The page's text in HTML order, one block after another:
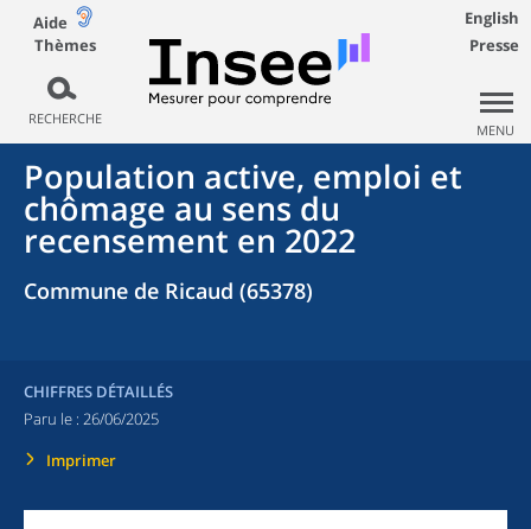
Aide
Thèmes
RECHERCHE
English
Presse
MENU
Population active, emploi et
chômage au sens du
recensement en 2022
Commune de Ricaud (65378)
CHIFFRES DÉTAILLÉS
Paru le : 26/06/2025
Imprimer